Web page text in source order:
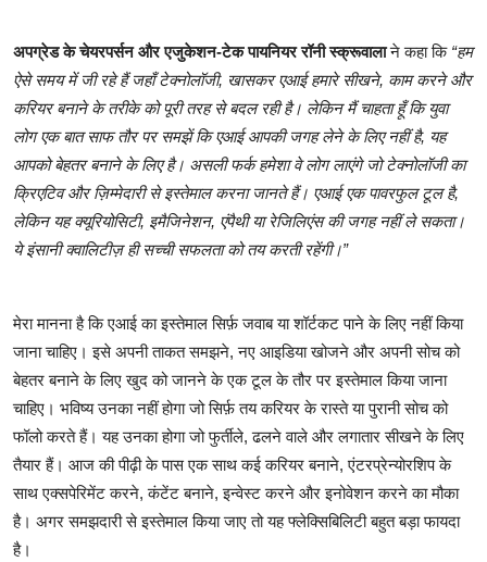
अपग्रेड के चेयरपर्सन और एजुकेशन-टेक पायनियर रॉनी स्क्रूवालाने कहा कि“हम
ऐसे समय में जी रहे हैं जहाँ टेक्नोलॉजी, खासकर एआई हमारे सीखने, काम करने और
करियर बनाने के तरीके को पूरी तरह से बदल रही है। लेकिन मैं चाहता हूँ कि युवा
लोग एक बात साफ तौर पर समझें कि एआई आपकी जगह लेने के लिए नहीं है, यह
आपको बेहतर बनाने के लिए है। असली फर्क हमेशा वे लोग लाएंगे जो टेक्नोलॉजी का
क्रिएटिव और ज़िम्मेदारी से इस्तेमाल करना जानते हैं। एआई एक पावरफुल टूल है,
लेकिन यह क्यूरियोसिटी, इमैजिनेशन, एंपैथी या रेजिलिएंस की जगह नहीं ले सकता।
ये इंसानी क्वालिटीज़ ही सच्ची सफलता को तय करती रहेंगी।”
मेरा मानना ​​है कि एआई का इस्तेमाल सिर्फ़ जवाब या शॉर्टकट पाने के लिए नहीं किया
जाना चाहिए। इसे अपनी ताकत समझने, नए आइडिया खोजने और अपनी सोच को
बेहतर बनाने के लिए खुद को जानने के एक टूल के तौर पर इस्तेमाल किया जाना
चाहिए। भविष्य उनका नहीं होगा जो सिर्फ़ तय करियर के रास्ते या पुरानी सोच को
फॉलो करते हैं। यह उनका होगा जो फुर्तीले, ढलने वाले और लगातार सीखने के लिए
तैयार हैं। आज की पीढ़ी के पास एक साथ कई करियर बनाने, एंटरप्रेन्योरशिप के
साथ एक्सपेरिमेंट करने, कंटेंट बनाने, इन्वेस्ट करने और इनोवेशन करने का मौका
है। अगर समझदारी से इस्तेमाल किया जाए तो यह फ्लेक्सिबिलिटी बहुत बड़ा फायदा
है।